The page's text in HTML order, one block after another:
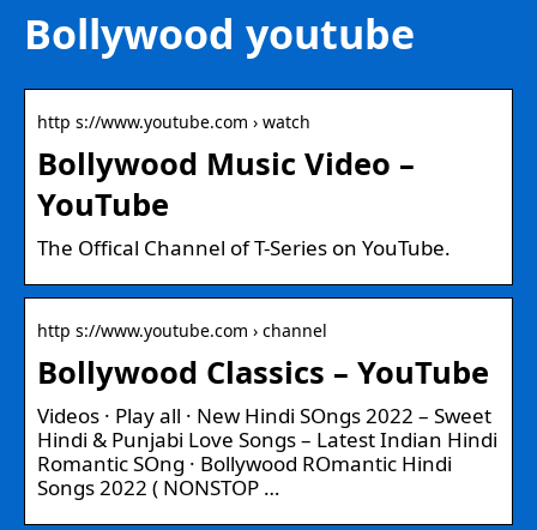
Bollywood youtube
http s://www.youtube.com › watch
Bollywood Music Video –
YouTube
The Offical Channel of T-Series on YouTube.
http s://www.youtube.com › channel
Bollywood Classics – YouTube
Videos · Play all · New Hindi SOngs 2022 – Sweet
Hindi & Punjabi Love Songs – Latest Indian Hindi
Romantic SOng · Bollywood ROmantic Hindi
Songs 2022 ( NONSTOP …